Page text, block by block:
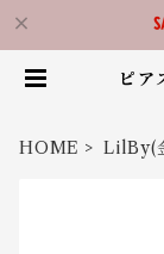
ピア
HOME
LilBy(